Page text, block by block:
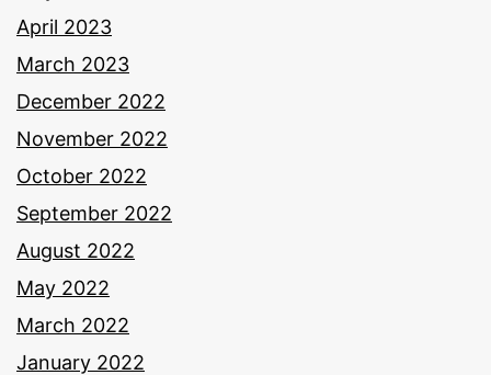
April 2023
March 2023
December 2022
November 2022
October 2022
September 2022
August 2022
May 2022
March 2022
January 2022